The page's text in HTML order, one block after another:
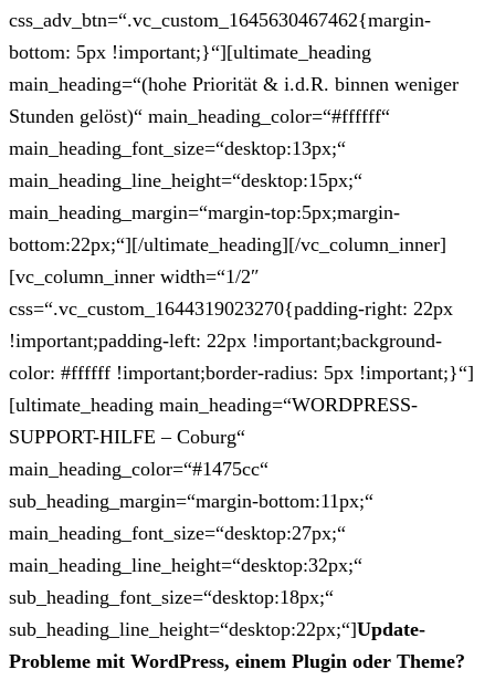
css_adv_btn=“.vc_custom_1645630467462{margin-
bottom: 5px !important;}“][ultimate_heading
main_heading=“(hohe Priorität & i.d.R. binnen weniger
Stunden gelöst)“ main_heading_color=“#ffffff“
main_heading_font_size=“desktop:13px;“
main_heading_line_height=“desktop:15px;“
main_heading_margin=“margin-top:5px;margin-
bottom:22px;“][/ultimate_heading][/vc_column_inner]
[vc_column_inner width=“1/2″
css=“.vc_custom_1644319023270{padding-right: 22px
!important;padding-left: 22px !important;background-
color: #ffffff !important;border-radius: 5px !important;}“]
[ultimate_heading main_heading=“WORDPRESS-
SUPPORT-HILFE – Coburg“
main_heading_color=“#1475cc“
sub_heading_margin=“margin-bottom:11px;“
main_heading_font_size=“desktop:27px;“
main_heading_line_height=“desktop:32px;“
sub_heading_font_size=“desktop:18px;“
sub_heading_line_height=“desktop:22px;“]Update-
Probleme mit WordPress, einem Plugin oder Theme?